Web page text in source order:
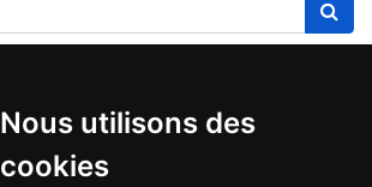
Nous utilisons des
cookies